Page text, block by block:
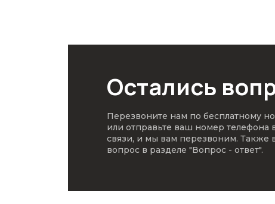
Остались
Перезвоните нам по бесплатному
или отправьте ваш номер телефона
связи, и мы вам перезвоним. Также
вопрос в разделе "Вопрос - ответ".